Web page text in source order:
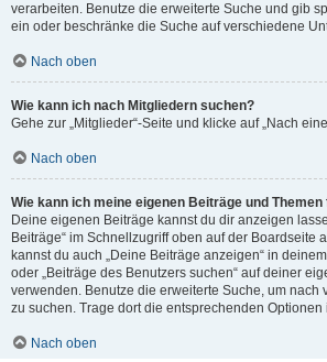
verarbeiten. Benutze die erweiterte Suche und gib
ein oder beschränke die Suche auf verschiedene
Nach oben
Wie kann ich nach Mitgliedern suchen?
Gehe zur „Mitglieder“-Seite und klicke auf „Nach
Nach oben
Wie kann ich meine eigenen Beiträge und Themen
Deine eigenen Beiträge kannst du dir anzeigen
Beiträge“ im Schnellzugriff oben auf der Boardseite
kannst du auch „Deine Beiträge anzeigen“ in
oder „Beiträge des Benutzers suchen“ auf deiner
verwenden. Benutze die erweiterte Suche, um nach
zu suchen. Trage dort die entsprechenden
Nach oben